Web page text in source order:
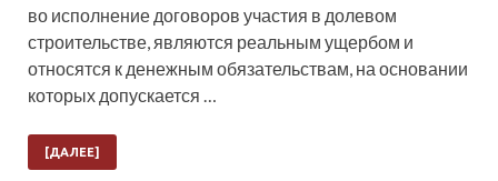
во исполнение договоров участия в долевом
строительстве, являются реальным ущербом и
относятся к денежным обязательствам, на основании
которых допускается …
[ДАЛЕЕ]